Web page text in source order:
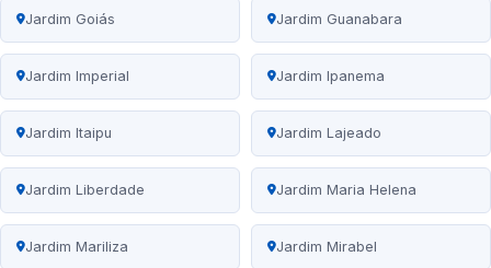
Jardim Goiás Jardim Guanabara
Jardim Imperial Jardim Ipanema
Jardim Itaipu Jardim Lajeado
Jardim Liberdade Jardim Maria Helena
Jardim Mariliza Jardim Mirabel